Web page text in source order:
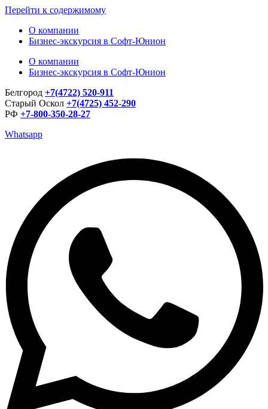
Перейти к содержимому
О компании
Бизнес-экскурсия в Софт-Юнион
О компании
Бизнес-экскурсия в Софт-Юнион
Белгород +7(4722) 520-911
Старый Оскол +7(4725) 452-290
РФ +7-800-350-28-27
Whatsapp